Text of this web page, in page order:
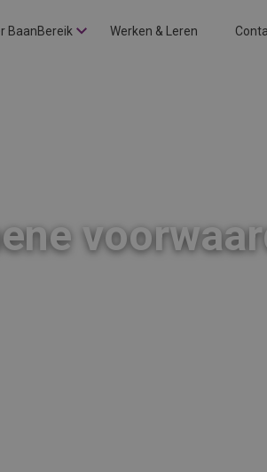
BaanBereik Werken & Leren